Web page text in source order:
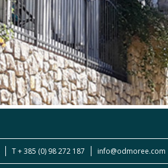
T + 385 (0) 98 272 187 info@odmoree.com